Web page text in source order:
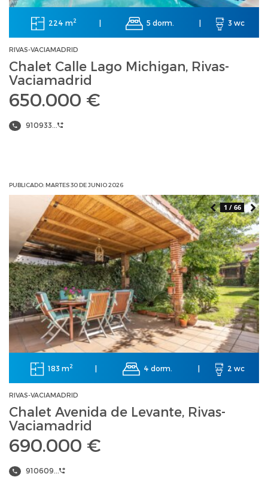
224 m2 5 dorm. 3 wc
RIVAS-VACIAMADRID
Chalet Calle Lago Michigan, Rivas-
Vaciamadrid
650.000 €
910933...
PUBLICADO: MARTES 30 DE JUNIO 2026
1 / 66
183 m2 | 4 dorm. | 2 wc
RIVAS-VACIAMADRID
Chalet Avenida de Levante, Rivas-
Vaciamadrid
690.000 €
910609...